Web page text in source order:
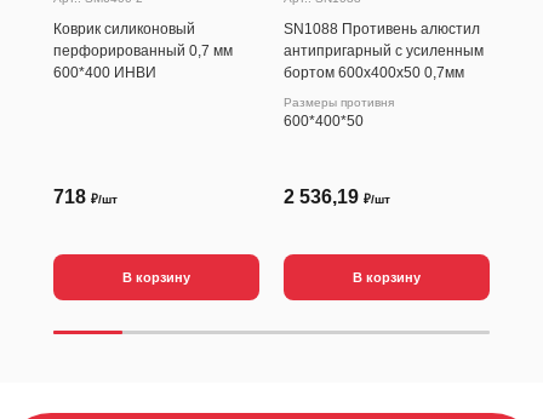
Коврик силиконовый
перфорированный 0,7 мм
600*400 ИНВИ
718 ₽/шт
В корзину
SN1088 Противень алюстил
антипригарный с усиленным
бортом 600х400х50 0,7мм
Размеры противня
600*400*50
2 536,19 ₽/шт
В корзину